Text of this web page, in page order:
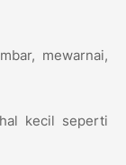
mewarnai,
kecil seperti